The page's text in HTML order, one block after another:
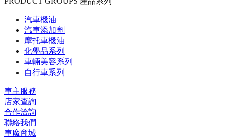
汽車機油
汽車添加劑
摩托車機油
化學品系列
車輛美容系列
自行車系列
車主服務
店家查詢
合作洽詢
聯絡我們
車魔商城